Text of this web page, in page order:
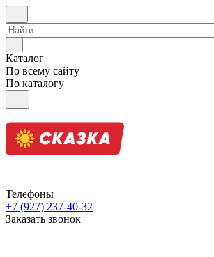
Каталог
По всему сайту
По каталогу
Телефоны
+7 (927) 237-40-32
Заказать звонок